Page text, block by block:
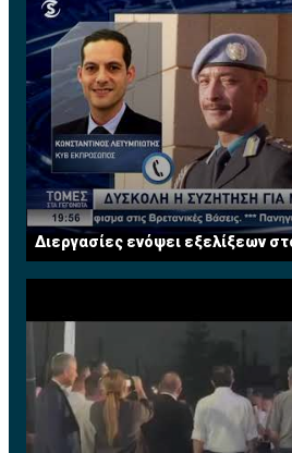
Διεργασίες ενόψει εξελίξεων